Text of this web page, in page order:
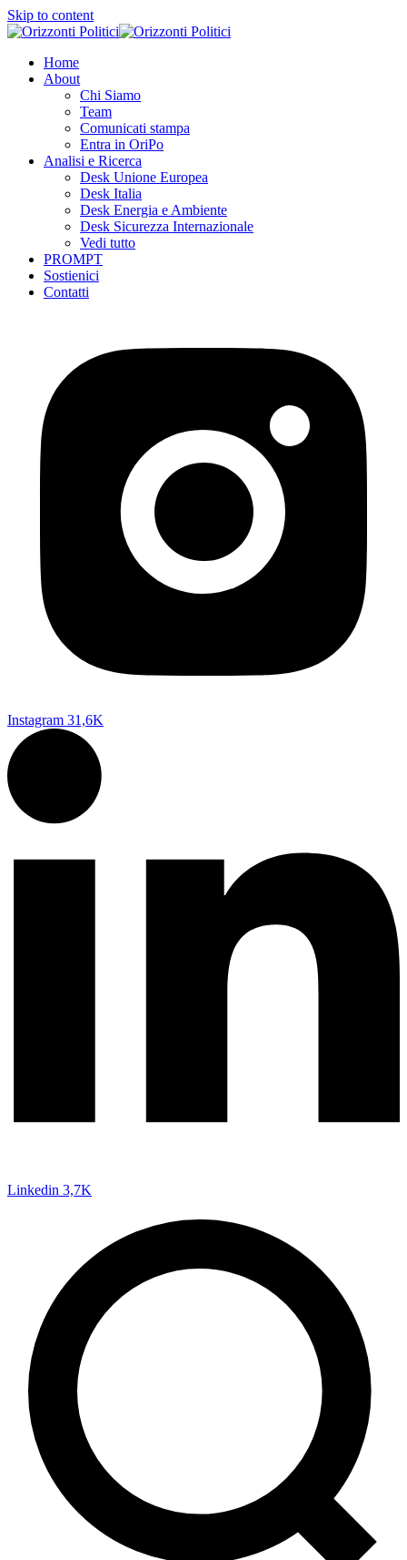
Skip to content
Home
About
Chi Siamo
Team
Comunicati stampa
Entra in OriPo
Analisi e Ricerca
Desk Unione Europea
Desk Italia
Desk Energia e Ambiente
Desk Sicurezza Internazionale
Vedi tutto
PROMPT
Sostienici
Contatti
Instagram 31,6K
Linkedin 3,7K